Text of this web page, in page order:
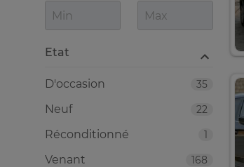
Etat
35
D'occasion
22
Neuf
1
Réconditionné
168
Venant